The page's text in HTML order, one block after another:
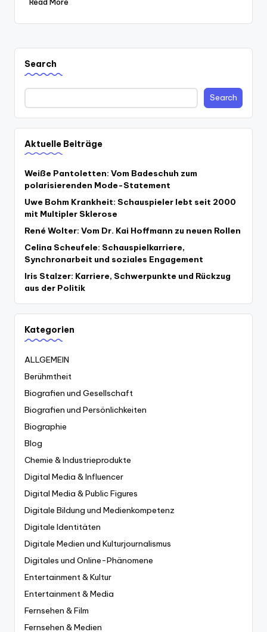
Read More
Search
Search
Aktuelle Beiträge
Weiße Pantoletten: Vom Badeschuh zum
polarisierenden Mode-Statement
Uwe Bohm Krankheit: Schauspieler lebt seit 2000
mit Multipler Sklerose
René Wolter: Vom Dr. Kai Hoffmann zu neuen Rollen
Celina Scheufele: Schauspielkarriere,
Synchronarbeit und soziales Engagement
Iris Stalzer: Karriere, Schwerpunkte und Rückzug
aus der Politik
Kategorien
ALLGEMEIN
Berühmtheit
Biografien und Gesellschaft
Biografien und Persönlichkeiten
Biographie
Blog
Chemie & Industrieprodukte
Digital Media & Influencer
Digital Media & Public Figures
Digitale Bildung und Medienkompetenz
Digitale Identitäten
Digitale Medien und Kulturjournalismus
Digitales und Online-Phänomene
Entertainment & Kultur
Entertainment & Media
Fernsehen & Film
Fernsehen & Medien